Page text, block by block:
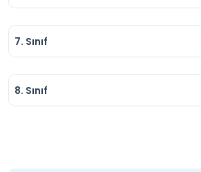
7. Sınıf
8. Sınıf